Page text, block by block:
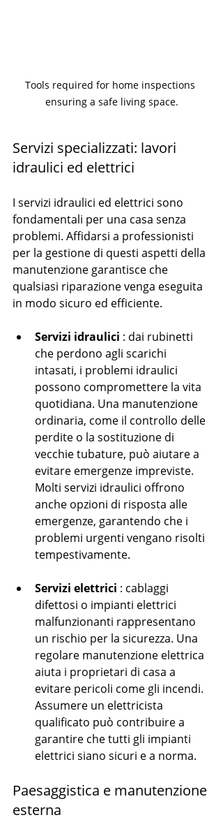
Tools required for home inspections
ensuring a safe living space.
Servizi specializzati: lavori
idraulici ed elettrici
I servizi idraulici ed elettrici sono
fondamentali per una casa senza
problemi. Affidarsi a professionisti
per la gestione di questi aspetti della
manutenzione garantisce che
qualsiasi riparazione venga eseguita
in modo sicuro ed efficiente.
Servizi idraulici : dai rubinetti
che perdono agli scarichi
intasati, i problemi idraulici
possono compromettere la vita
quotidiana. Una manutenzione
ordinaria, come il controllo delle
perdite o la sostituzione di
vecchie tubature, può aiutare a
evitare emergenze impreviste.
Molti servizi idraulici offrono
anche opzioni di risposta alle
emergenze, garantendo che i
problemi urgenti vengano risolti
tempestivamente.
Servizi elettrici : cablaggi
difettosi o impianti elettrici
malfunzionanti rappresentano
un rischio per la sicurezza. Una
regolare manutenzione elettrica
aiuta i proprietari di casa a
evitare pericoli come gli incendi.
Assumere un elettricista
qualificato può contribuire a
garantire che tutti gli impianti
elettrici siano sicuri e a norma.
Paesaggistica e manutenzione
esterna